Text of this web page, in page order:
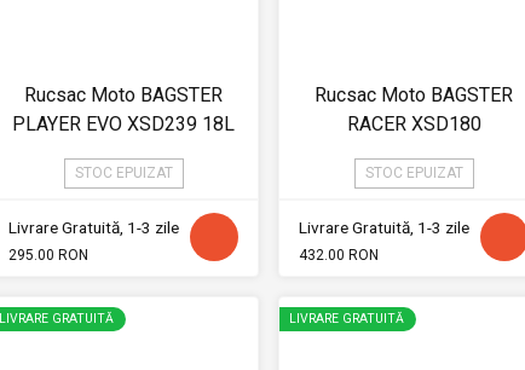
Rucsac Moto BAGSTER
PLAYER EVO XSD239 18L
STOC EPUIZAT
Livrare Gratuită, 1-3 zile
295.00 RON
Rucsac Moto BAGSTER
RACER XSD180
STOC EPUIZAT
Livrare Gratuită, 1-3 zile
432.00 RON
LIVRARE GRATUITĂ LIVRARE GRATUITĂ